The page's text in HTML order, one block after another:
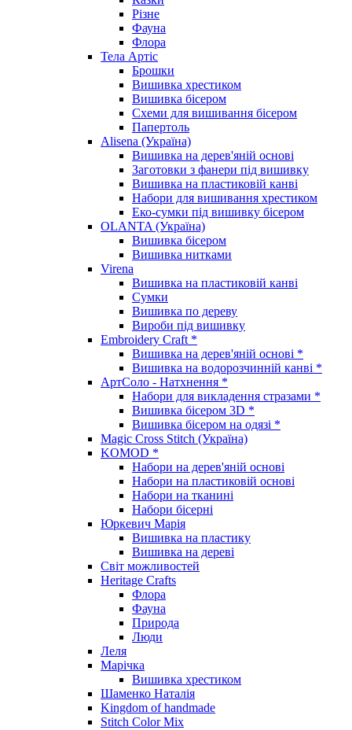
Різне
Фауна
Флора
Тела Артіс
Брошки
Вишивка хрестиком
Вишивка бісером
Схеми для вишивання бісером
Папертоль
Alisena (Україна)
Вишивка на дерев'яній основі
Заготовки з фанери під вишивку
Вишивка на пластиковій канві
Набори для вишивання хрестиком
Еко-сумки під вишивку бісером
OLANTA (Україна)
Вишивка бісером
Вишивка нитками
Virena
Вишивка на пластиковій канві
Сумки
Вишивка по дереву
Вироби під вишивку
Embroidery Craft *
Вишивка на дерев'яній основі *
Вишивка на водорозчинній канві *
АртСоло - Натхнення *
Набори для викладення стразами *
Вишивка бісером 3D *
Вишивка бісером на одязі *
Magic Cross Stitch (Україна)
KOMOD *
Набори на дерев'яній основі
Набори на пластиковій основі
Набори на тканині
Набори бісерні
Юркевич Марія
Вишивка на пластику
Вишивка на дереві
Світ можливостей
Heritage Crafts
Флора
Фауна
Природа
Люди
Леля
Марічка
Вишивка хрестиком
Шаменко Наталія
Kingdom of handmade
Stitch Color Mix